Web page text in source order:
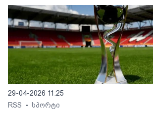
29-04-2026 11:25
RSS
• სპორტი